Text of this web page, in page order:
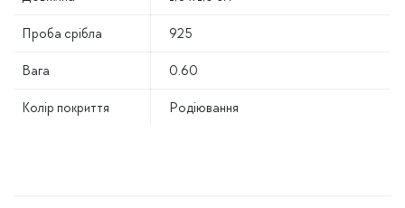
Проба срібла 925
Вага 0.60
Колір покриття Родіювання